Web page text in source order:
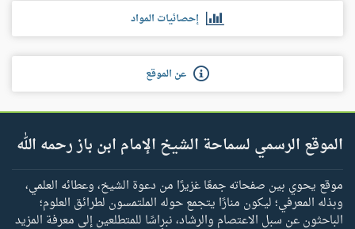
إحصائيات المواد
عن الموقع
الموقع الرسمي لسماحة الشيخ الإمام ابن باز رحمه الله
موقع يحوي بين صفحاته جمعًا غزيرًا من دعوة الشيخ، وعطائه العلمي،
وبذله المعرفي؛ ليكون منارًا يتجمع حوله الملتمسون لطرائق العلوم؛
الباحثون عن سبل الاعتصام والرشاد، نبراسًا للمتطلعين إلى معرفة المزيد